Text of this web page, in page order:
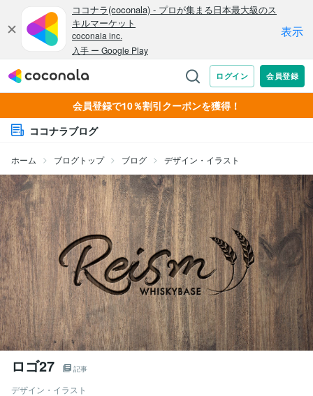
会員登録で10％割引クーポンを獲得！
ココナラブログ
ホーム ブログトップ ブログ デザイン・イラスト
ロゴ27 記事
デザイン・イラスト